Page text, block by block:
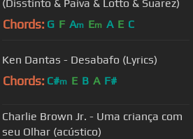
(Disstinto & Paiva & Lotto & Suarez)
Chords: G F Am Em A E C
Ken Dantas - Desabafo (Lyrics)
Chords: C#m E B A F#
Charlie Brown Jr. - Uma criança com
seu Olhar (acústico)